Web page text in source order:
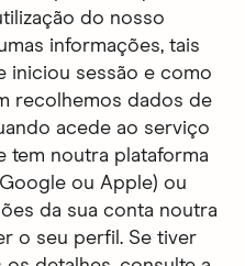
do nosso
informações, tais
iniciou sessão e como
recolhemos dados de
acede ao serviço
tem noutra plataforma
ou Apple) ou
da sua conta noutra
o seu perfil. Se tiver